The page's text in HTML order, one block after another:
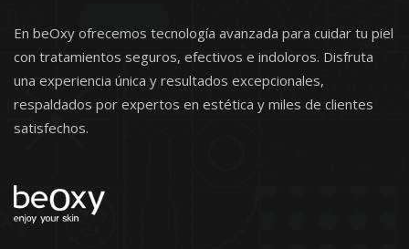
En beOxy ofrecemos tecnología avanzada para cuidar tu piel
con tratamientos seguros, efectivos e indoloros. Disfruta
una experiencia única y resultados excepcionales,
respaldados por expertos en estética y miles de clientes
satisfechos.